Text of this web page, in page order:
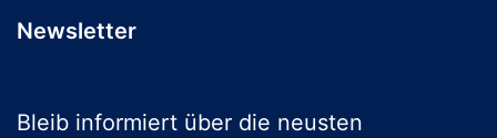
Newsletter
Bleib informiert über die neusten